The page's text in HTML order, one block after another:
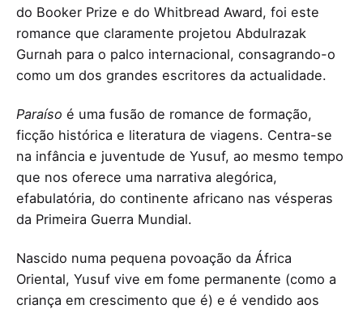
do Booker Prize e do Whitbread Award, foi este
romance que claramente projetou Abdulrazak
Gurnah para o palco internacional, consagrando-o
como um dos grandes escritores da actualidade.
Paraíso é uma fusão de romance de formação,
ficção histórica e literatura de viagens. Centra-se
na infância e juventude de Yusuf, ao mesmo tempo
que nos oferece uma narrativa alegórica,
efabulatória, do continente africano nas vésperas
da Primeira Guerra Mundial.
Nascido numa pequena povoação da África
Oriental, Yusuf vive em fome permanente (como a
criança em crescimento que é) e é vendido aos